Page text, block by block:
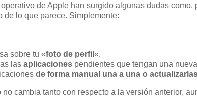
de Apple han surgido algunas dudas
lo que parece. Simplemente:
sobre tu «foto de perfil «.
las aplicaciones pendientes que tengan una
de forma manual una a una o
cambia tanto con respecto a la versión anterior,